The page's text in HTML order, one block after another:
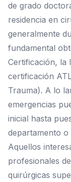
de grado
residencia en
generalmente
fundamental
Certificación, la
certificación
Trauma). A lo
emergencias
inicial hasta
departamento o
Aquellos
profesionales
quirúrgicas